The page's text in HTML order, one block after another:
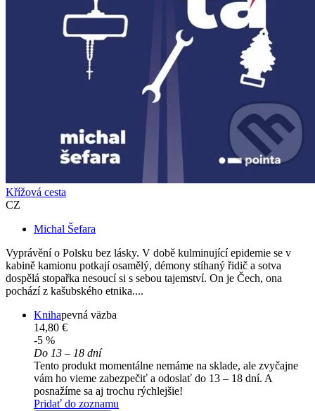
Křížová cesta
CZ
Michal Šefara
Vyprávění o Polsku bez lásky. V době kulminující epidemie se v
kabině kamionu potkají osamělý, démony stíhaný řidič a sotva
dospělá stopařka nesoucí si s sebou tajemství. On je Čech, ona
pochází z kašubského etnika....
Knihapevná väzba
14,80 €
-5 %
Do 13 – 18 dní
Tento produkt momentálne nemáme na sklade, ale zvyčajne
vám ho vieme zabezpečiť a odoslať do 13 – 18 dní. A
posnažíme sa aj trochu rýchlejšie!
Pridať do zoznamu